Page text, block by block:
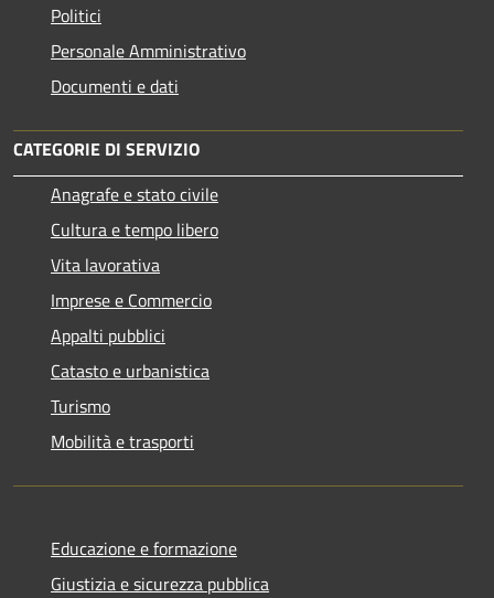
Politici
Personale Amministrativo
Documenti e dati
CATEGORIE DI SERVIZIO
Anagrafe e stato civile
Cultura e tempo libero
Vita lavorativa
Imprese e Commercio
Appalti pubblici
Catasto e urbanistica
Turismo
Mobilità e trasporti
Educazione e formazione
Giustizia e sicurezza pubblica